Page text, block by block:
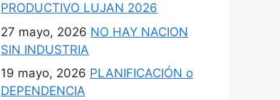
PRODUCTIVO LUJAN 2026
27 mayo, 2026 NO HAY NACION
SIN INDUSTRIA
19 mayo, 2026 PLANIFICACIÓN o
DEPENDENCIA